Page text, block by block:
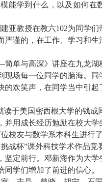
能学到什么，以及如何
亚教授在教六102为同学们
谨的，在工作、学习和生
简单与高深》讲座在九龙湖
场每一位同学的脑海。
欢笑声，在同学当中引起
读于美国密西根大学的钱成
用成长经历勉励在校大学
校友与数学系本科生进行
战杯”课外科技学术作品
定前行。邓新海作为大
学们增加了前进的信心。